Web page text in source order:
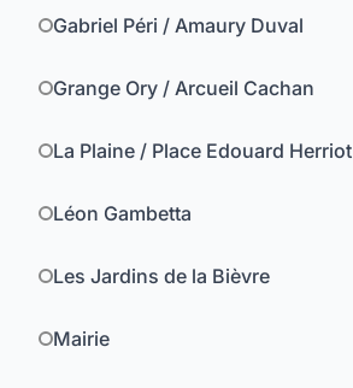
Gabriel Péri / Amaury Duval
Grange Ory / Arcueil Cachan
La Plaine / Place Edouard Herriot
Léon Gambetta
Les Jardins de la Bièvre
Mairie